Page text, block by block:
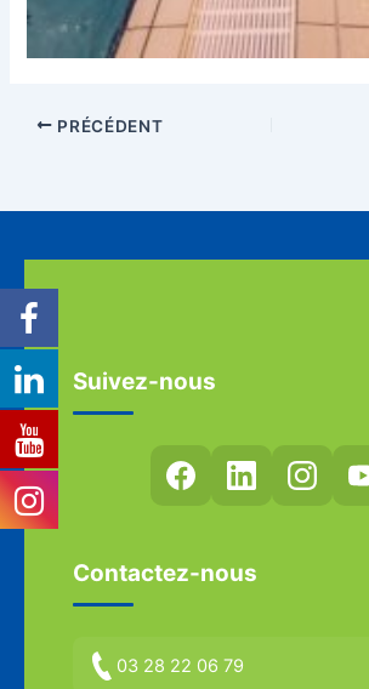
PRÉCÉDENT
Suivez-nous
Contactez-nous
03 28 22 06 79